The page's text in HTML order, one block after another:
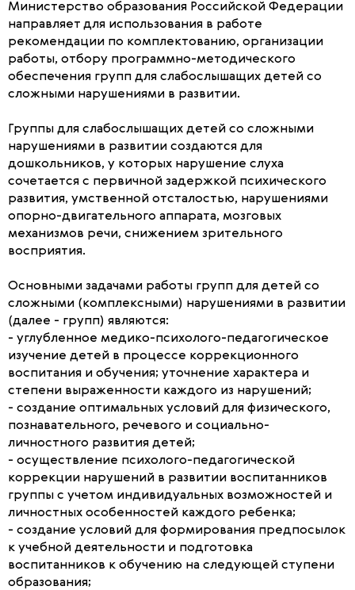
Министерство образования Российской Федерации
направляет для использования в работе
рекомендации по комплектованию, организации
работы, отбору программно-методического
обеспечения групп для слабослышащих детей со
сложными нарушениями в развитии.
Группы для слабослышащих детей со сложными
нарушениями в развитии создаются для
дошкольников, у которых нарушение слуха
сочетается с первичной задержкой психического
развития, умственной отсталостью, нарушениями
опорно-двигательного аппарата, мозговых
механизмов речи, снижением зрительного
восприятия.
Основными задачами работы групп для детей со
сложными (комплексными) нарушениями в развитии
(далее - групп) являются:
- углубленное медико-психолого-педагогическое
изучение детей в процессе коррекционного
воспитания и обучения; уточнение характера и
степени выраженности каждого из нарушений;
- создание оптимальных условий для физического,
познавательного, речевого и социально-
личностного развития детей;
- осуществление психолого-педагогической
коррекции нарушений в развитии воспитанников
группы с учетом индивидуальных возможностей и
личностных особенностей каждого ребенка;
- создание условий для формирования предпосылок
к учебной деятельности и подготовка
воспитанников к обучению на следующей ступени
образования;